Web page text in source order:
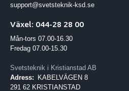
support@svetsteknik-ksd.se
Växel: 044-28 28 00
Mån-tors 07.00-16.30
Fredag 07.00-15.30
Svetsteknik i Kristianstad AB
Adress:
KABELVÄGEN 8
291 62 KRISTIANSTAD